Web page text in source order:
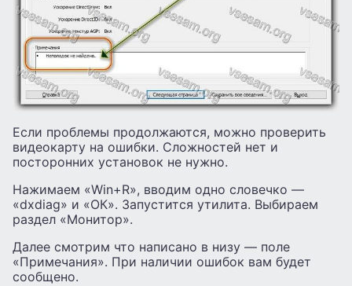
Если проблемы продолжаются, можно проверить
видеокарту на ошибки. Сложностей нет и
посторонних установок не нужно.
Нажимаем «Win+R», вводим одно словечко —
«dxdiag» и «ОК». Запустится утилита. Выбираем
раздел «Монитор».
Далее смотрим что написано в низу — поле
«Примечания». При наличии ошибок вам будет
сообщено.